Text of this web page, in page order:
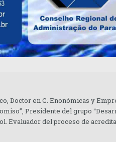
Doctor en C. Enonómicas y
Presidente del grupo
Evaluador del proceso de